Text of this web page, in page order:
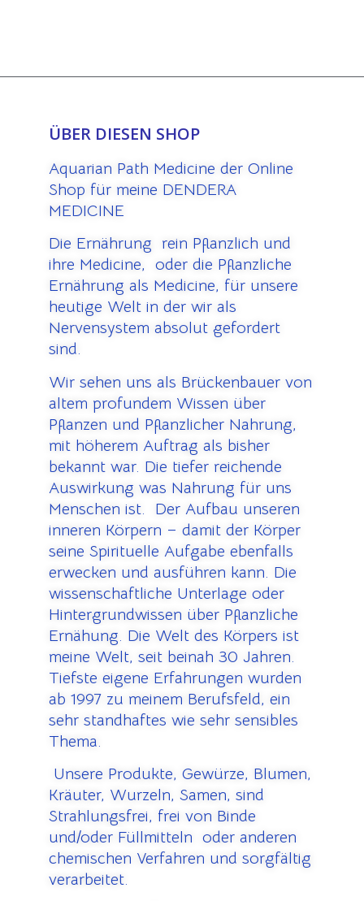
ÜBER DIESEN SHOP
Aquarian Path Medicine der Online
Shop für meine DENDERA
MEDICINE
Die Ernährung rein Pflanzlich und
ihre Medicine, oder die Pflanzliche
Ernährung als Medicine, für unsere
heutige Welt in der wir als
Nervensystem absolut gefordert
sind.
Wir sehen uns als Brückenbauer von
altem profundem Wissen über
Pflanzen und Pflanzlicher Nahrung,
mit höherem Auftrag als bisher
bekannt war. Die tiefer reichende
Auswirkung was Nahrung für uns
Menschen ist. Der Aufbau unseren
inneren Körpern – damit der Körper
seine Spirituelle Aufgabe ebenfalls
erwecken und ausführen kann. Die
wissenschaftliche Unterlage oder
Hintergrundwissen über Pflanzliche
Ernähung. Die Welt des Körpers ist
meine Welt, seit beinah 30 Jahren.
Tiefste eigene Erfahrungen wurden
ab 1997 zu meinem Berufsfeld, ein
sehr standhaftes wie sehr sensibles
Thema.
Unsere Produkte, Gewürze, Blumen,
Kräuter, Wurzeln, Samen, sind
Strahlungsfrei, frei von Binde
und/oder Füllmitteln oder anderen
chemischen Verfahren und sorgfältig
verarbeitet.